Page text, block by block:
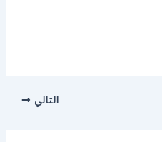
التالي